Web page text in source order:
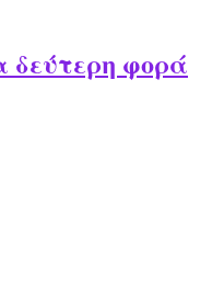
δεύτερη φορά